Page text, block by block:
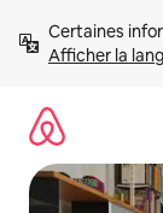
directement
Afficher la